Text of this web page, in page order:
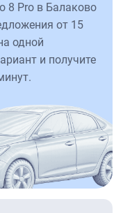
8 Pro в Балаково
от 15
одной
и получите